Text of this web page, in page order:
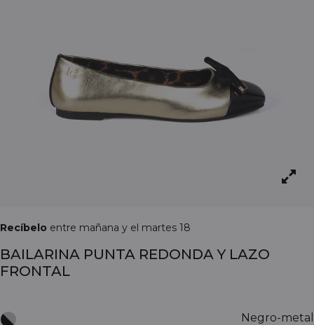
Recíbelo entre mañana y el martes 18
BAILARINA PUNTA REDONDA Y LAZO
FRONTAL
Negro-metal